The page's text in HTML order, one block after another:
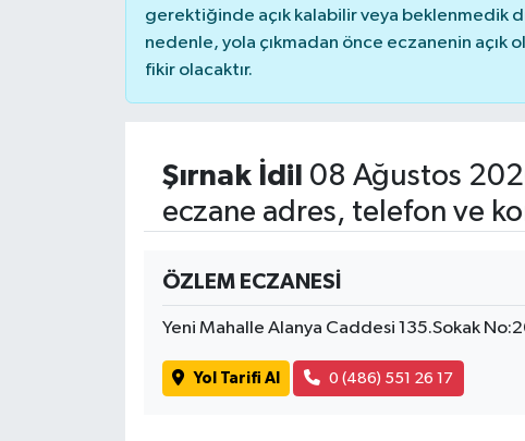
gerektiğinde açık kalabilir veya beklenmedik
nedenle, yola çıkmadan önce eczanenin açık
fikir olacaktır.
Şırnak İdil 08 Ağustos
eczane adres, telefon ve
ÖZLEM ECZANESİ
Yeni Mahalle Alanya Caddesi 135.Sokak
Yol Tarifi Al 0 (486) 551 26 17